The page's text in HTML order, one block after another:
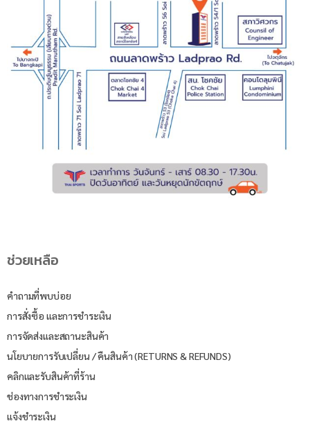
ช่วยเหลือ
คำถามที่พบบ่อย
การสั่งซื้อ และการชำระเงิน
การจัดส่งและสถานะสินค้า
นโยบายการรับเปลี่ยน / คืนสินค้า (RETURNS & REFUNDS)
คลิกและรับสินค้าที่ร้าน
ช่องทางการชำระเงิน
แจ้งชำระเงิน